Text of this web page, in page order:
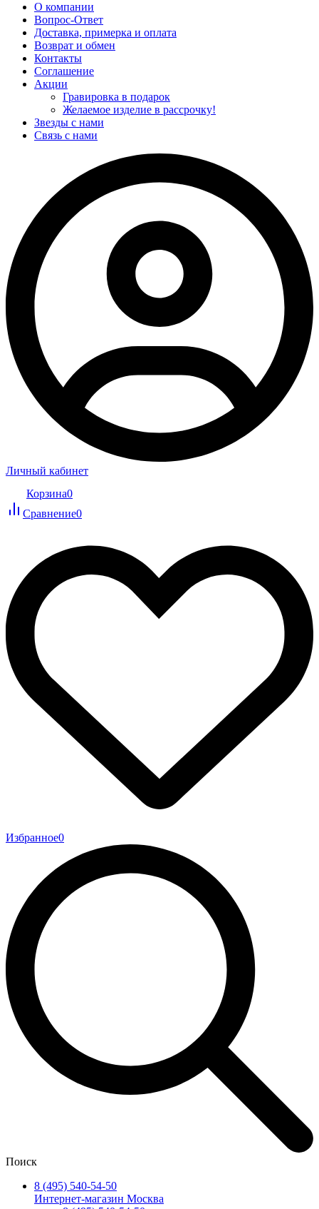
О компании
Вопрос-Ответ
Доставка, примерка и оплата
Возврат и обмен
Контакты
Соглашение
Акции
Гравировка в подарок
Желаемое изделие в рассрочку!
Звезды с нами
Связь с нами
Личный кабинет
Корзина0
Сравнение0
Избранное0
Поиск
8 (495) 540-54-50
Интернет-магазин Москва